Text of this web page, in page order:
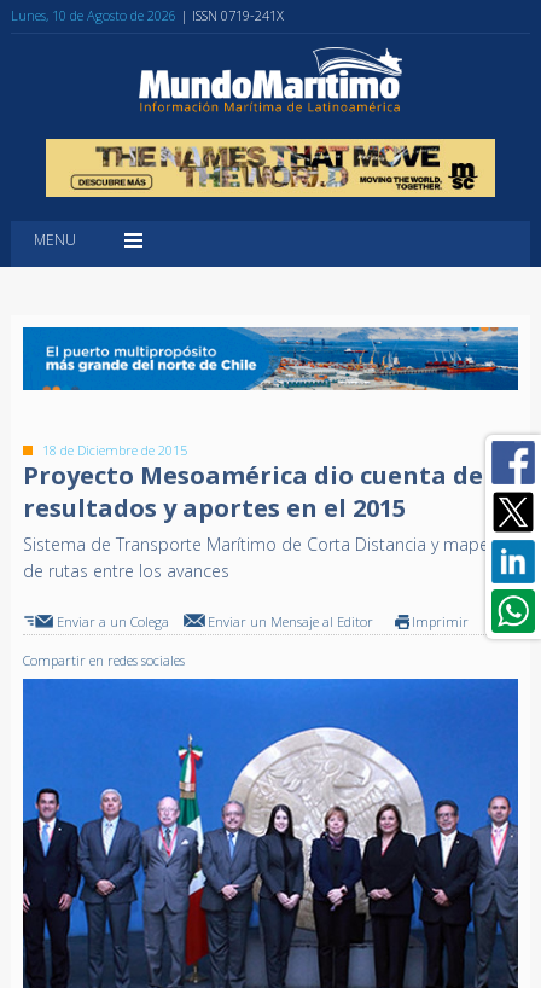
Lunes, 10 de Agosto de 2026 | ISSN 0719-241X
MENU
18 de Diciembre de 2015
Proyecto Mesoamérica dio cuenta de
resultados y aportes en el 2015
Sistema de Transporte Marítimo de Corta Distancia y mapeo
de rutas entre los avances
Enviar a un Colega Enviar un Mensaje al Editor Imprimir
Compartir en redes sociales